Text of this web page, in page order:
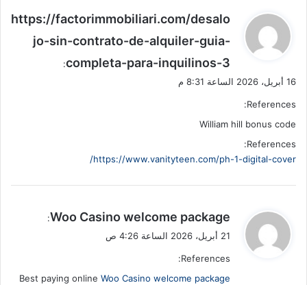
ي
ل
https://factorimmobiliari.com/desalo
jo-sin-contrato-de-alquiler-guia-
completa-para-inquilinos-3
:
16 أبريل، 2026 الساعة 8:31 م
References:
William hill bonus code
References:
https://www.vanityteen.com/ph-1-digital-cover/
ي
ق
ل
Woo Casino welcome package
:
21 أبريل، 2026 الساعة 4:26 ص
References:
Best paying online Woo Casino welcome package